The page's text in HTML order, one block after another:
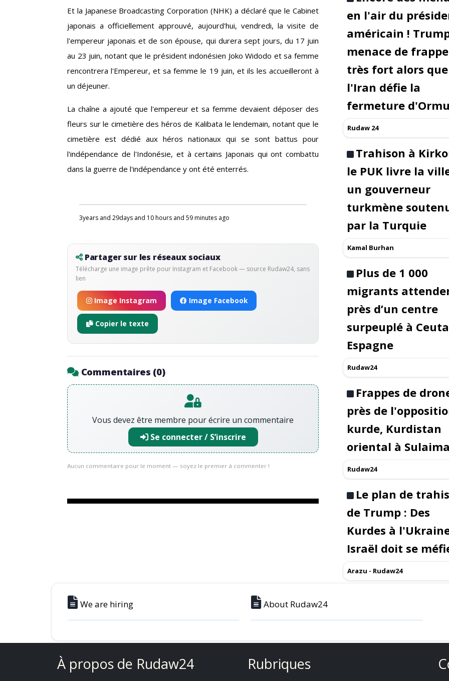
Et la Japanese Broadcasting Corporation (NHK) a déclaré que le Cabinet
japonais a officiellement approuvé, aujourd'hui, vendredi, la visite de
l'empereur japonais et de son épouse, qui durera sept jours, du 17 juin
au 23 juin, notant que le président indonésien Joko Widodo et sa femme
rencontrera l'Empereur, et sa femme le 19 juin, et ils les accueilleront à
un déjeuner.
La chaîne a ajouté que l'empereur et sa femme devaient déposer des
fleurs sur le cimetière des héros de Kalibata le lendemain, notant que le
cimetière est dédié aux héros nationaux qui se sont battus pour
l'indépendance de l'Indonésie, et à certains Japonais qui ont combattu
dans la guerre de l'indépendance y ont été enterrés.
3years and 29days and 10 hours and 59 minutes ago
Partager sur les réseaux sociaux
Télécharge une image prête pour Instagram et Facebook — source Rudaw24, sans
lien
Image Instagram Image Facebook
Copier le texte
Commentaires (0)
Vous devez être membre pour écrire un commentaire
Se connecter / S’inscrire
Aucun commentaire pour le moment — soyez le premier à commenter !
en l'air du
américain !
menace de
très fort alors que
l'Iran défie la
fermeture
Rudaw 24
Trahison à
le PUK livre la
un gouverneur
turkmène
par la Turquie
Kamal Burhan
Plus de 1 000
migrants
près d’un centre
surpeuplé à
Espagne
Rudaw24
Frappes de
près de
kurde, Kurdistan
oriental à
Rudaw24
Le plan de
de Trump : Des
Kurdes à
Israël doit se
Arazu - Rudaw24
We are hiring About Rudaw24
À propos de Rudaw24 Rubriques